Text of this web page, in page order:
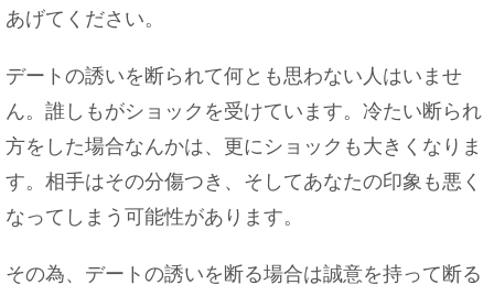
あげてください。
デートの誘いを断られて何とも思わない人はいませ
ん。誰しもがショックを受けています。冷たい断られ
方をした場合なんかは、更にショックも大きくなりま
す。相手はその分傷つき、そしてあなたの印象も悪く
なってしまう可能性があります。
その為、デートの誘いを断る場合は誠意を持って断る